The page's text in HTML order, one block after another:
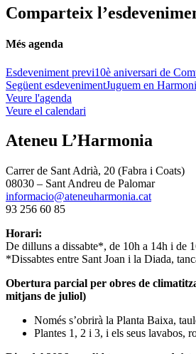
Comparteix
Més agenda
Esdeveniment previ10è aniversari de
Següent esdevenimentJuguem en
Veure l'agenda
Veure el calendari
Ateneu L’Harmonia
Carrer de Sant Adrià, 20 (Fabra i Coats)
08030 – Sant Andreu de Palomar
informacio@ateneuharmonia.cat
93 256 60 85
Horari:
De dilluns a dissabte*, de 10h a 14h i de
*Dissabtes entre Sant Joan i la Diada,
Obertura parcial per obres de
mitjans de juliol)
Només s’obrirà la Planta Baixa,
Plantes 1, 2 i 3, i els seus lavabos,